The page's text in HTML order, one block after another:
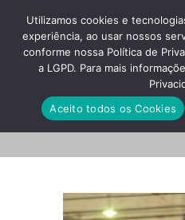
photo-slide
Utilizamos cookies e
experiência, ao usar nossos
conforme nossa Política de
a LGPD. Para mais
Aceito todos os Cookies